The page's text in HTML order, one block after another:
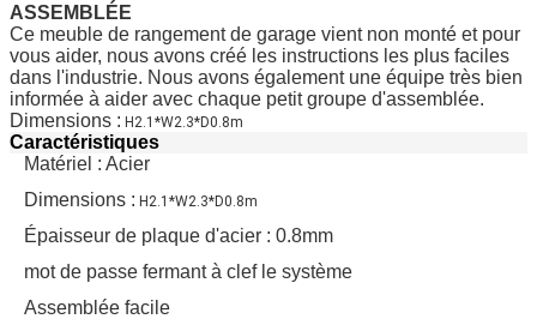
ASSEMBLÉE
Ce meuble de rangement de garage vient non monté et pour
vous aider, nous avons créé les instructions les plus faciles
dans l'industrie. Nous avons également une équipe très bien
informée à aider avec chaque petit groupe d'assemblée.
Dimensions : H2.1*W2.3*D0.8m
Caractéristiques
Matériel : Acier
Dimensions : H2.1*W2.3*D0.8m
Épaisseur de plaque d'acier : 0.8mm
mot de passe fermant à clef le système
Assemblée facile